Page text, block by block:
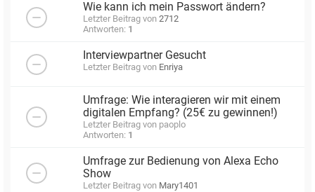
Wie kann ich mein Passwort ändern?
Letzter Beitrag von 2712
Antworten: 1
Interviewpartner Gesucht
Letzter Beitrag von Enriya
Umfrage: Wie interagieren wir mit einem
digitalen Empfang? (25€ zu gewinnen!)
Letzter Beitrag von paoplo
Antworten: 1
Umfrage zur Bedienung von Alexa Echo
Show
Letzter Beitrag von Mary1401